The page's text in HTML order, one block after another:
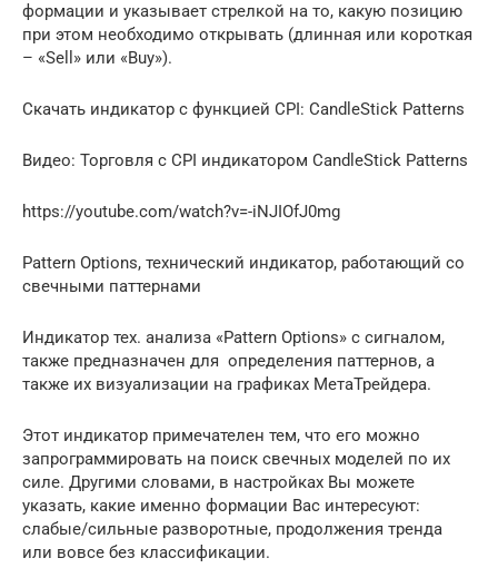
формации и указывает стрелкой на то, какую позицию
при этом необходимо открывать (длинная или короткая
– «Sell» или «Buy»).
Скачать индикатор с функцией CPI: CandleStick Patterns
Видео: Торговля с CPI индикатором CandleStick Patterns
https://youtube.com/watch?v=-iNJIOfJ0mg
Pattern Options, технический индикатор, работающий со
свечными паттернами
Индикатор тех. анализа «Pattern Options» с сигналом,
также предназначен для определения паттернов, а
также их визуализации на графиках МетаТрейдера.
Этот индикатор примечателен тем, что его можно
запрограммировать на поиск свечных моделей по их
силе. Другими словами, в настройках Вы можете
указать, какие именно формации Вас интересуют:
слабые/сильные разворотные, продолжения тренда
или вовсе без классификации.